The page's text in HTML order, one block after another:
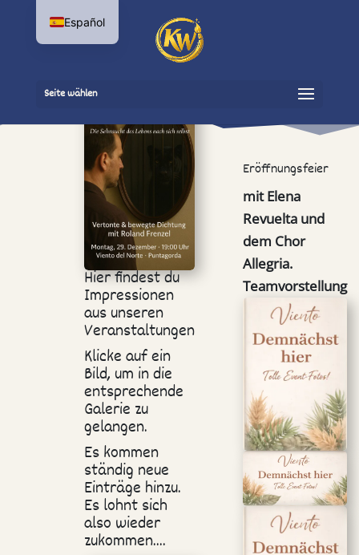
Seite wählen
Hier findest du
Impressionen
aus unseren
Veranstaltungen
Klicke auf ein
Bild, um in die
entsprechende
Galerie zu
gelangen.
Es kommen
ständig neue
Einträge hinzu.
Es lohnt sich
also wieder
zukommen....
Eröffnungsfeier
mit Elena
Revuelta und
dem Chor
Allegria.
Teamvorstellung
Español